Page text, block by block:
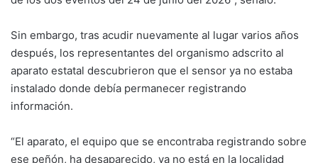
Sin embargo, tras acudir nuevamente al lugar varios años
después, los representantes del organismo adscrito al
aparato estatal descubrieron que el sensor ya no estaba
instalado donde debía permanecer registrando
información.
“El aparato, el equipo que se encontraba registrando sobre
ese peñón, ha desaparecido, ya no está en la localidad